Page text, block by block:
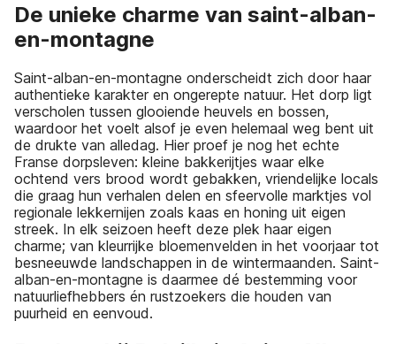
De unieke charme van saint-alban-
en-montagne
Saint-alban-en-montagne onderscheidt zich door haar
authentieke karakter en ongerepte natuur. Het dorp ligt
verscholen tussen glooiende heuvels en bossen,
waardoor het voelt alsof je even helemaal weg bent uit
de drukte van alledag. Hier proef je nog het echte
Franse dorpsleven: kleine bakkerijtjes waar elke
ochtend vers brood wordt gebakken, vriendelijke locals
die graag hun verhalen delen en sfeervolle marktjes vol
regionale lekkernijen zoals kaas en honing uit eigen
streek. In elk seizoen heeft deze plek haar eigen
charme; van kleurrijke bloemenvelden in het voorjaar tot
besneeuwde landschappen in de wintermaanden. Saint-
alban-en-montagne is daarmee dé bestemming voor
natuurliefhebbers én rustzoekers die houden van
puurheid en eenvoud.